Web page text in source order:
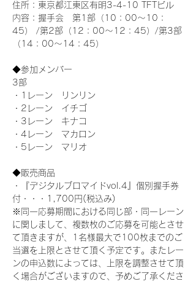
住所：東京都江東区有明3-4-10 TFTビル
内容：握手会　第1部（10：00～10：
45） /第2部（12：00～12：45）/第3部
（14：00～14：45）
◆参加メンバー
3部
・1レーン　リンリン
・2レーン　イチゴ
・3レーン　キナコ
・4レーン　マカロン
・5レーン　マリオ
◆販売商品
・『デジタルブロマイドvol.4』個別握手券
付・・・1,700円(税込み)
※同一応募期間における同じ部・同一レーン
に関しまして、複数枚のご応募を可能とさせ
て頂きますが、1名様最大で100枚までのご
当選を上限とさせて頂く予定です。またレー
ンの申込数によっては、上限を調整させて頂
く場合がございますので、予めご了承くださ